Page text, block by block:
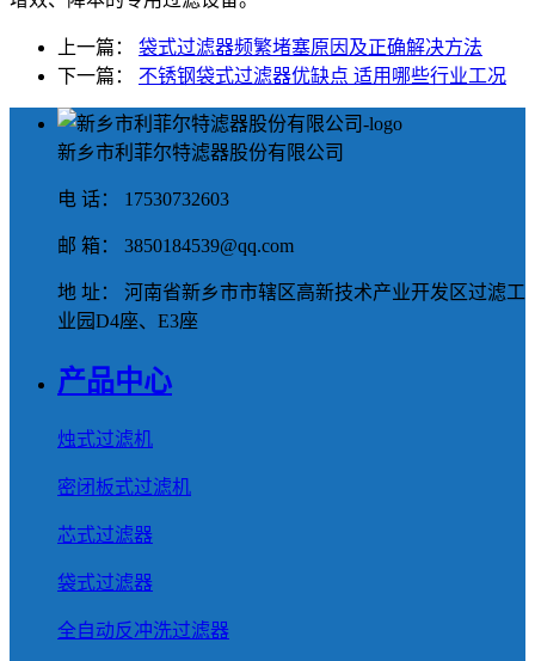
上一篇： 袋式过滤器频繁堵塞原因及正确解决方法
下一篇： 不锈钢袋式过滤器优缺点 适用哪些行业工况
新乡市利菲尔特滤器股份有限公司
电 话： 17530732603
邮 箱： 3850184539@qq.com
地 址： 河南省新乡市市辖区高新技术产业开发区过滤工
业园D4座、E3座
产品中心
烛式过滤机
密闭板式过滤机
芯式过滤器
袋式过滤器
全自动反冲洗过滤器